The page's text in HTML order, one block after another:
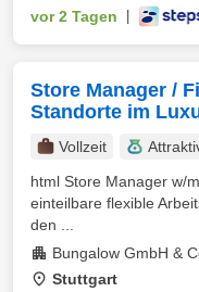
vor 2 Tagen
Store Manager /
Standorte im
Vollzeit
html Store Manager w/
einteilbare flexible
den ...
Bungalow GmbH &
Stuttgart